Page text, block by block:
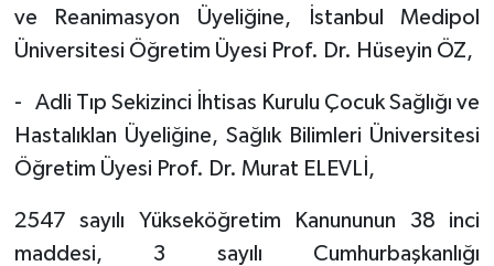
ve Reanimasyon Üyeliğine, İstanbul Medipol
Üniversitesi Öğretim Üyesi Prof. Dr. Hüseyin ÖZ,
- Adli Tıp Sekizinci İhtisas Kurulu Çocuk Sağlığı ve
Hastalıklan Üyeliğine, Sağlık Bilimleri Üniversitesi
Öğretim Üyesi Prof. Dr. Murat ELEVLİ,
2547 sayılı Yükseköğretim Kanununun 38 inci
maddesi, 3 sayılı Cumhurbaşkanlığı